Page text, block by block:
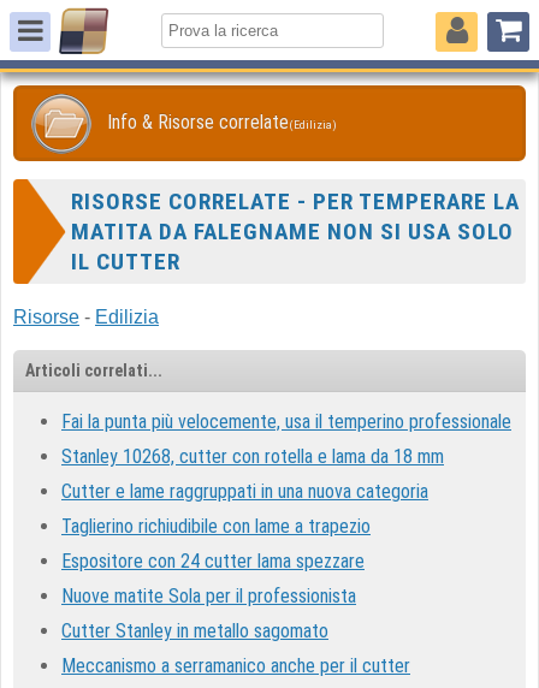
Info & Risorse correlate(Edilizia)
RISORSE CORRELATE - PER TEMPERARE LA
MATITA DA FALEGNAME NON SI USA SOLO
IL CUTTER
Risorse - Edilizia
Articoli correlati...
Fai la punta più velocemente, usa il temperino professionale
Stanley 10268, cutter con rotella e lama da 18 mm
Cutter e lame raggruppati in una nuova categoria
Taglierino richiudibile con lame a trapezio
Espositore con 24 cutter lama spezzare
Nuove matite Sola per il professionista
Cutter Stanley in metallo sagomato
Meccanismo a serramanico anche per il cutter